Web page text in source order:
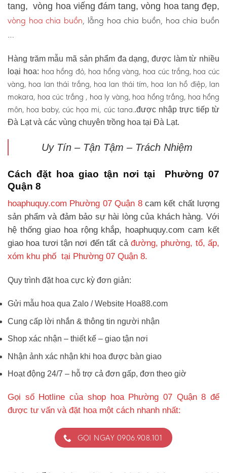
tang, vòng hoa viếng đám tang, vòng hoa tang đẹp,
vòng hoa chia buồn, lẵng hoa chia buồn, hoa chia buồn
…
Hàng trăm mẫu mã sản phẩm đa dạng, được làm từ nhiều
loại hoa: hoa hồng đỏ, hoa hồng vàng, hoa cúc trắng, hoa cúc
vàng, hoa lan thái trắng, hoa lan thái tím, hoa lan hồ điệp, lan
mokara, hoa cúc trắng , hoa ly vàng, hoa hồng trắng, hoa hồng
môn, hoa baby, cúc họa mi, cúc tana..được nhập trực tiếp từ
Đà Lạt và các vùng chuyên trồng hoa tại Đà Lạt.
Uy Tín – Tận Tậm – Trách Nhiệm
Cách đặt hoa giao tận nơi tại Phường 07
Quận 8
hoaphuquy.com Phường 07 Quận 8cam kết chất lượng
sản phẩm và đảm bảo sự hài lòng của khách hàng. Với
hệ thống giao hoa rộng khắp, hoaphuquy.com cam kết
giao hoa tươi tận nơi đến tất cả đường, phường, tổ, ấp,
xóm khu phố tại Phường 07 Quận 8.
Quy trình đặt hoa cực kỳ đơn giản:
Gửi mẫu hoa qua Zalo / Website Hoa88.com
Cung cấp lời nhắn & thông tin người nhận
Shop xác nhận – thiết kế – giao tận nơi
Nhận ảnh xác nhận khi hoa được bàn giao
Hoạt động 24/7 – hỗ trợ cả đơn gấp, đơn theo giờ
Gọi số Hotline của shop hoa Phường 07 Quận 8 để
được tư vấn và đặt hoa một cách nhanh nhất:
GỌI NGAY 0906.908.101